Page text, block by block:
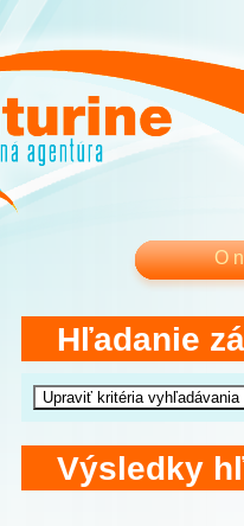
O
Hľadanie
Výsledky